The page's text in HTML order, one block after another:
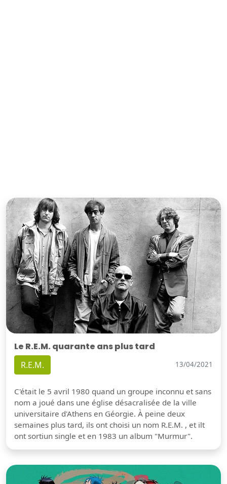
Le R.E.M. quarante ans plus tard
R.E.M. 13/04/2021
C'était le 5 avril 1980 quand un groupe inconnu et sans
nom a joué dans une église désacralisée de la ville
universitaire d'Athens en Géorgie. À peine deux
semaines plus tard, ils ont choisi un nom R.E.M. , et ilt
ont sortiun single et en 1983 un album "Murmur".